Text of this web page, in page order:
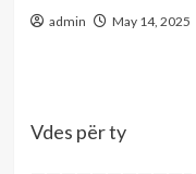
admin May 14, 2025
Vdes për ty